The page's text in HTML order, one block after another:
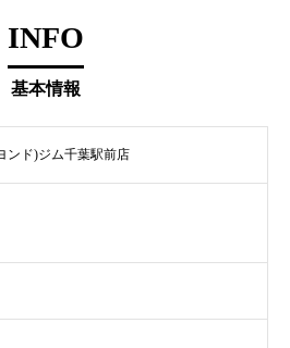
INFO
基本情報
ンド)ジム千葉駅前店